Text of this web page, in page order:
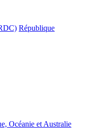
République
Océanie et Australie